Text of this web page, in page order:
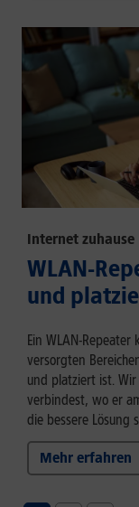
Internet zuhause
WLAN-
und
Ein WLAN-
versorgten
und platziert ist.
verbindest, wo er
die bessere Lösung
Mehr erfahren